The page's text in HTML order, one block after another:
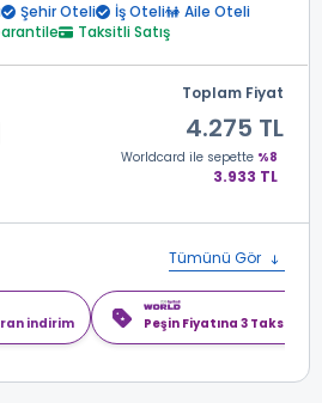
Şehir Oteli İş Oteli
Aile Oteli
Taksitli Satış
Toplam Fiyat
4.275 TL
Worldcard ile sepette %8
3.933 TL
Tümünü Gör
indirim Peşin Fiyatına 3 Taksit